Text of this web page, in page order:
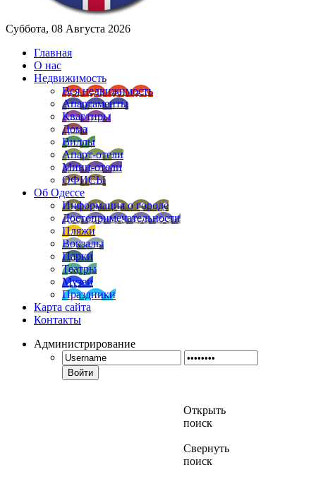
Суббота, 08 Августа 2026
Главная
О нас
Недвижимость
Вся недвижимость
Апартаменты
Квартиры
Дома
Виллы
Апарт-отели
Мини-отели
ОФИСЫ
Об Одессе
Информация о городе
Достопримечательности
Пляжи
Вокзалы
Парки
Театры
Музеи
Праздники
Карта сайта
Контакты
Администрирование
Войти
Открыть
поиск
Свернуть
поиск